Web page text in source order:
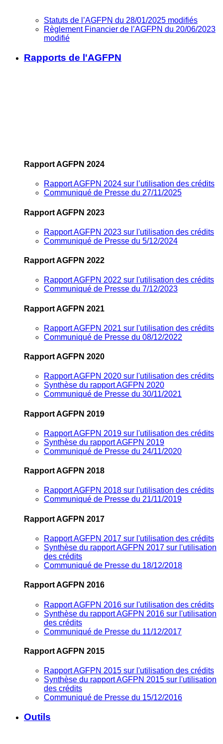
Statuts de l’AGFPN du 28/01/2025 modifiés
Règlement Financier de l’AGFPN du 20/06/2023
modifié
Rapports de l'AGFPN
Rapport AGFPN 2024
Rapport AGFPN 2024 sur l’utilisation des crédits
Communiqué de Presse du 27/11/2025
Rapport AGFPN 2023
Rapport AGFPN 2023 sur l'utilisation des crédits
Communiqué de Presse du 5/12/2024
Rapport AGFPN 2022
Rapport AGFPN 2022 sur l'utilisation des crédits
Communiqué de Presse du 7/12/2023
Rapport AGFPN 2021
Rapport AGFPN 2021 sur l'utilisation des crédits
Communiqué de Presse du 08/12/2022
Rapport AGFPN 2020
Rapport AGFPN 2020 sur l'utilisation des crédits
Synthèse du rapport AGFPN 2020
Communiqué de Presse du 30/11/2021
Rapport AGFPN 2019
Rapport AGFPN 2019 sur l'utilisation des crédits
Synthèse du rapport AGFPN 2019
Communiqué de Presse du 24/11/2020
Rapport AGFPN 2018
Rapport AGFPN 2018 sur l'utilisation des crédits
Communiqué de Presse du 21/11/2019
Rapport AGFPN 2017
Rapport AGFPN 2017 sur l'utilisation des crédits
Synthèse du rapport AGFPN 2017 sur l'utilisation
des crédits
Communiqué de Presse du 18/12/2018
Rapport AGFPN 2016
Rapport AGFPN 2016 sur l'utilisation des crédits
Synthèse du rapport AGFPN 2016 sur l'utilisation
des crédits
Communiqué de Presse du 11/12/2017
Rapport AGFPN 2015
Rapport AGFPN 2015 sur l'utilisation des crédits
Synthèse du rapport AGFPN 2015 sur l'utilisation
des crédits
Communiqué de Presse du 15/12/2016
Outils